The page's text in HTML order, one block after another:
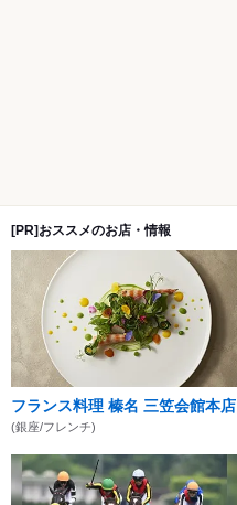
[PR]おススメのお店・情報
フランス料理 榛名 三笠会館本店
(銀座/フレンチ)